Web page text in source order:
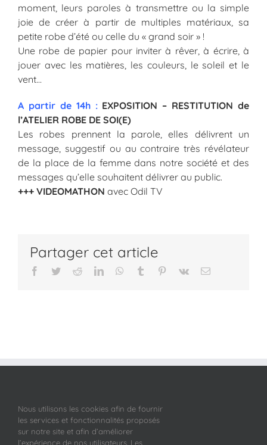
moment, leurs paroles à transmettre ou la simple
joie de créer à partir de multiples matériaux, sa
petite robe d’été ou celle du « grand soir » !
Une robe de papier pour inviter à rêver, à écrire, à
jouer avec les matières, les couleurs, le soleil et le
vent…
A partir de 14h :EXPOSITION – RESTITUTION de
l’ATELIER ROBE DE SOI(E)
Les robes prennent la parole, elles délivrent un
message, suggestif ou au contraire très révélateur
de la place de la femme dans notre société et des
messages qu’elle souhaitent délivrer au public.
+++ VIDEOMATHON avec Odil TV
Partager cet article
Facebook
TwitterRedditLinkedInWhatsApp
Tumblr Pinterest
Vk Email
Nous utilisons les cookies afin de fournir
les services et fonctionnalités proposés
sur notre site et afin d’améliorer
l’expérience de nos utilisateurs. Les